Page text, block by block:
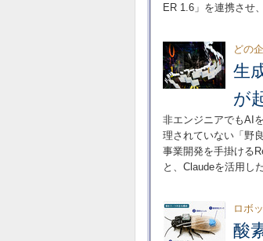
ER 1.6」を連携させ
どの
生
が
非エンジニアでもAI
理されていない「野
事業開発を手掛ける
と、Claudeを活用し
ロボ
酸